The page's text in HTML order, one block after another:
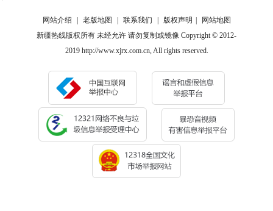
网站介绍 老版地图 联系我们 版权声明
网站地图
新疆热线版权所有 未经允许 请勿复制或镜像 Copyright © 2012-
2019 http://www.xjrx.com.cn, All rights reserved.